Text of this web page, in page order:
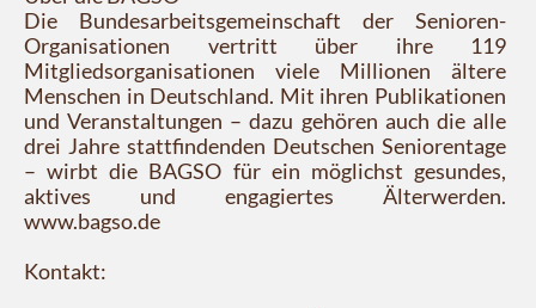
Die Bundesarbeitsgemeinschaft der Senioren-
Organisationen vertritt über ihre 119
Mitgliedsorganisationen viele Millionen ältere
Menschen in Deutschland. Mit ihren Publikationen
und Veranstaltungen – dazu gehören auch die alle
drei Jahre stattfindenden Deutschen Seniorentage
– wirbt die BAGSO für ein möglichst gesundes,
aktives und engagiertes Älterwerden.
www.bagso.de
Kontakt: